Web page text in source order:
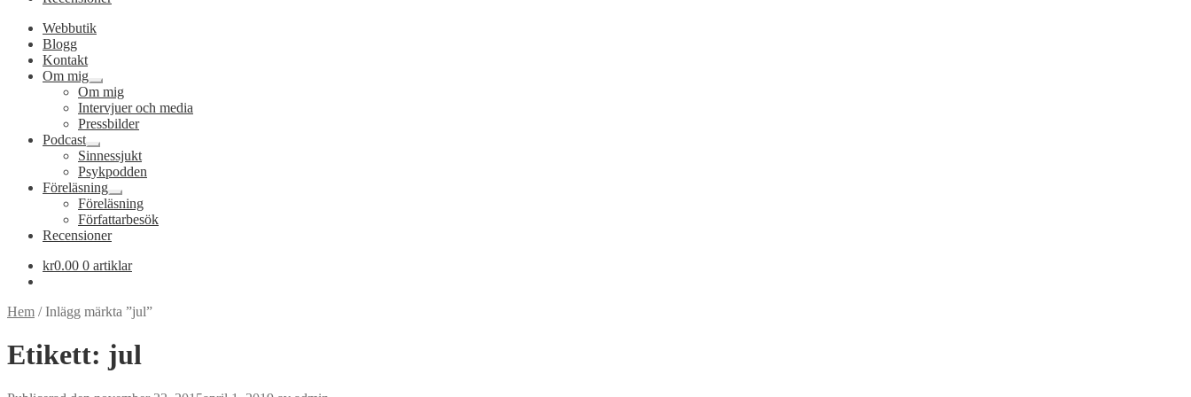
Webbutik
Blogg
Kontakt
Om mig
Expandera
undermeny
Om mig
Intervjuer och media
Pressbilder
Podcast
Expandera
undermeny
Sinnessjukt
Psykpodden
Föreläsning
Expandera
undermeny
Föreläsning
Författarbesök
Recensioner
kr0.00 0 artiklar
Hem /Inlägg märkta ”jul”
Etikett: jul